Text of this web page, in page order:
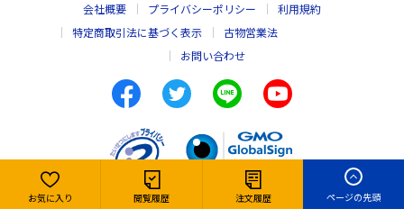
お気に入り 閲覧履歴 注文履歴 ページの先頭
会社概要 プライバシーポリシー
利用規約
特定商取引法に基づく表示
古物営業法
お問い合わせ
Copyright © e431, INC. All rights reserved,